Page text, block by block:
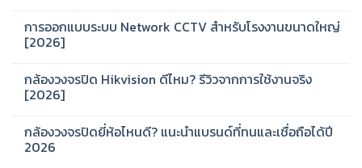
on
Hikvision
รุ่น
แนะนำ
ซี
รีส์
และ
ออฟฟิศ
[2026]
การออกแบบระบบ Network CCTV สำหรับโรงงานขนาดใหญ่
[2026]
on
การ
ออกแบบ
CCTV
สำหรับ
โรงงาน
กล้องวงจรปิด Hikvision ดีไหม? รีวิวจากการใช้งานจริง
[2026]
on
กล้อง
วงจรปิด
กล้องวงจรปิดยี่ห้อไหนดี? แนะนำแบรนด์ที่ทนและเชื่อถือได้ปี
2026